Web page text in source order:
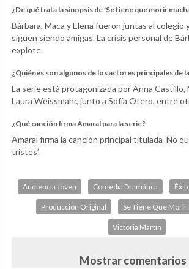
¿De qué trata la sinopsis de ‘Se tiene que morir
Bárbara, Maca y Elena fueron juntas al colegio
siguen siendo amigas. La crisis personal de
explote.
¿Quiénes son algunos de los actores principales de
La serie está protagonizada por Anna Castillo,
Laura Weissmahr, junto a Sofía Otero, entre
¿Qué canción firma Amaral para la serie?
Amaral firma la canción principal titulada ‘No
tristes’.
Audiencia Joven Comedia Dramática
Producción Original Se Tiene Que
Victoria Martín
Mostrar comentarios